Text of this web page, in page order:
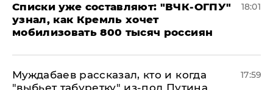
Списки уже составляют: "ВЧК-ОГПУ"
узнал, как Кремль хочет
мобилизовать 800 тысяч россиян
18:01
Муждабаев рассказал, кто и когда
17:59